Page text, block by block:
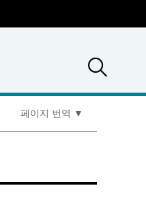
페이지 번역 ▼